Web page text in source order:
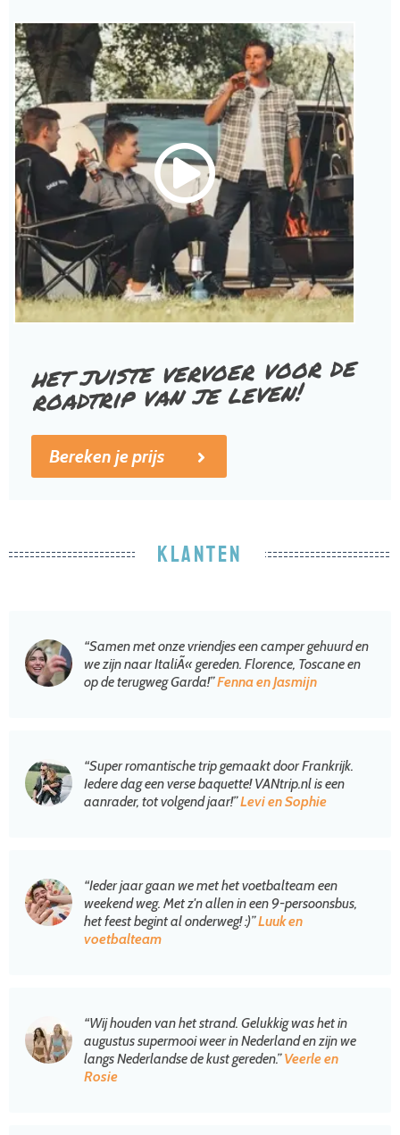
het juiste vervoer voor de
roadtrip van je leven!
Bereken je prijs
KLANTEN
“Samen met onze vriendjes een camper gehuurd en
we zijn naar ItaliÃ« gereden. Florence, Toscane en
op de terugweg Garda!”Fenna en Jasmijn
“Super romantische trip gemaakt door Frankrijk.
Iedere dag een verse baquette! VANtrip.nl is een
aanrader, tot volgend jaar!”Levi en Sophie
“Ieder jaar gaan we met het voetbalteam een
weekend weg. Met z'n allen in een 9-persoonsbus,
het feest begint al onderweg! :)”Luuk en
voetbalteam
“Wij houden van het strand. Gelukkig was het in
augustus supermooi weer in Nederland en zijn we
langs Nederlandse de kust gereden.”Veerle en
Rosie